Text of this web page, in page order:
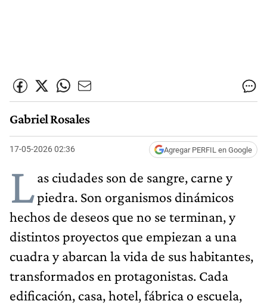
Gabriel Rosales
17-05-2026 02:36 Agregar PERFIL en Google
Las ciudades son de sangre, carne y
piedra. Son organismos dinámicos
hechos de deseos que no se terminan, y
distintos proyectos que empiezan a una
cuadra y abarcan la vida de sus habitantes,
transformados en protagonistas. Cada
edificación, casa, hotel, fábrica o escuela,